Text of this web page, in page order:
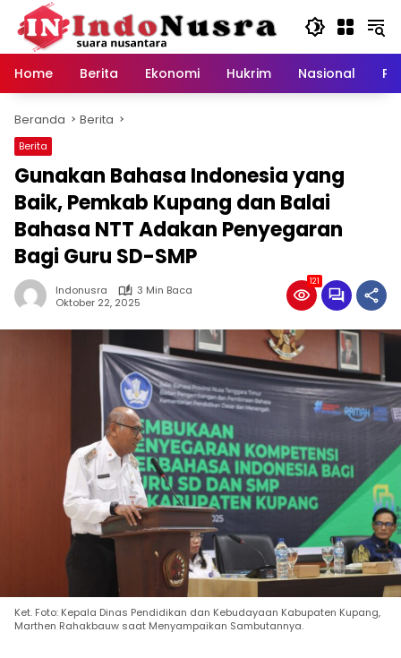
Langsung
konten
Home
Berita Ekonomi Hukrim Nasional
Beranda Berita
Berita
Gunakan Bahasa Indonesia yang
Baik, Pemkab Kupang dan Balai
Bahasa NTT Adakan Penyegaran
Bagi Guru SD-SMP
Indonusra
3 Min Baca
Oktober 22, 2025
121
Ket. Foto: Kepala Dinas Pendidikan dan Kebudayaan Kabupaten Kupang,
Marthen Rahakbauw saat Menyampaikan Sambutannya.